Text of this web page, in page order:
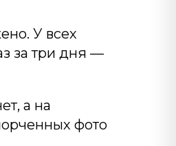
У всех
за три дня —
а на
фото